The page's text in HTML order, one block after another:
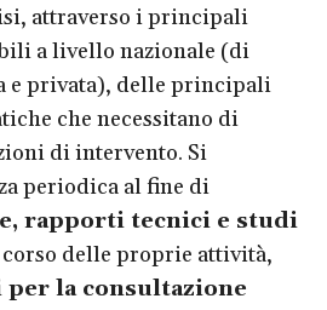
attraverso i principali
a livello nazionale (di
e privata), delle principali
che necessitano di
di intervento. Si
periodica al fine di
rapporti tecnici e studi
delle proprie attività,
per la consultazione